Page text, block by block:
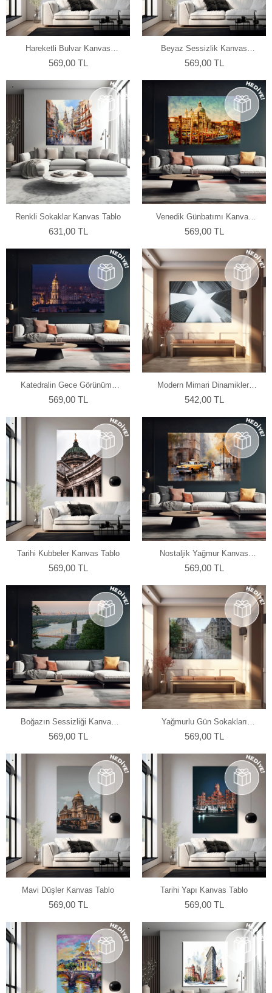
Hareketli Bulvar Kanvas
Tablo
569,00 TL
Beyaz Sessizlik Kanvas
Tablo
569,00 TL
Renkli Sokaklar Kanvas Tablo
631,00 TL
Venedik Günbatımı Kanvas
Tablo
569,00 TL
Katedralin Gece Görünümü
Kanvas Tablo
569,00 TL
Modern Mimari Dinamikleri
Kanvas Tablo
542,00 TL
Tarihi Kubbeler Kanvas Tablo
569,00 TL
Nostaljik Yağmur Kanvas
Tablo
569,00 TL
Boğazın Sessizliği Kanvas
Tablo
569,00 TL
Yağmurlu Gün Sokakları
Kanvas Tablo
569,00 TL
Mavi Düşler Kanvas Tablo
569,00 TL
Tarihi Yapı Kanvas Tablo
569,00 TL